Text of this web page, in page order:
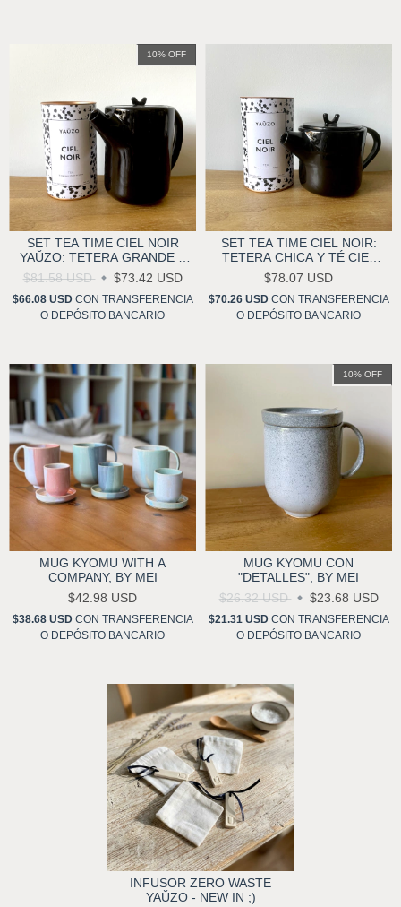
10% OFF
SET TEA TIME CIEL NOIR
YAŬZO: TETERA GRANDE Y
TÉ CIEL NOIR
$81.58 USD $73.42 USD
$66.08 USD CON TRANSFERENCIA
O DEPÓSITO BANCARIO
SET TEA TIME CIEL NOIR:
TETERA CHICA Y TÉ CIEL
NOIR
$78.07 USD
$70.26 USD CON TRANSFERENCIA
O DEPÓSITO BANCARIO
MUG KYOMU WITH A
COMPANY, BY MEI
$42.98 USD
$38.68 USD CON TRANSFERENCIA
O DEPÓSITO BANCARIO
10% OFF
MUG KYOMU CON
"DETALLES", BY MEI
$26.32 USD
$23.68 USD
$21.31 USD CON TRANSFERENCIA
O DEPÓSITO BANCARIO
INFUSOR ZERO WASTE
YAŬZO - NEW IN ;)